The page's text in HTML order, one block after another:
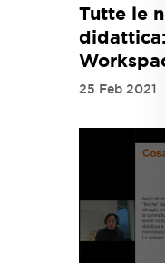
Tutte le
25 Feb 2021